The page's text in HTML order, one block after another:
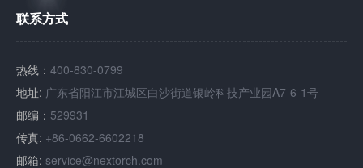
联系方式
热线： 400-830-0799
地址: 广东省阳江市江城区白沙街道银岭科技产业园A7-6-1号
邮编： 529931
传真: +86-0662-6602218
邮箱: service@nextorch.com